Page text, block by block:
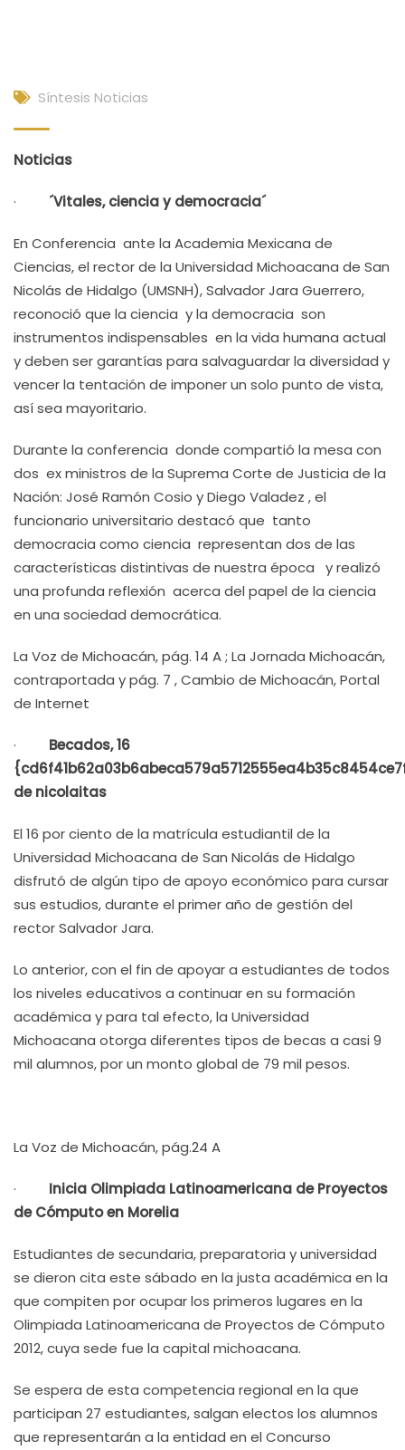
Síntesis Noticias
Noticias
· ´Vitales, ciencia y democracia´
En Conferencia ante la Academia Mexicana de
Ciencias, el rector de la Universidad Michoacana de San
Nicolás de Hidalgo (UMSNH), Salvador Jara Guerrero,
reconoció que la ciencia y la democracia son
instrumentos indispensables en la vida humana actual
y deben ser garantías para salvaguardar la diversidad y
vencer la tentación de imponer un solo punto de vista,
así sea mayoritario.
Durante la conferencia donde compartió la mesa con
dos ex ministros de la Suprema Corte de Justicia de la
Nación: José Ramón Cosio y Diego Valadez , el
funcionario universitario destacó que tanto
democracia como ciencia representan dos de las
características distintivas de nuestra época y realizó
una profunda reflexión acerca del papel de la ciencia
en una sociedad democrática.
La Voz de Michoacán, pág. 14 A ; La Jornada Michoacán,
contraportada y pág. 7 , Cambio de Michoacán, Portal
de Internet
· Becados, 16
de nicolaitas
El 16 por ciento de la matrícula estudiantil de la
Universidad Michoacana de San Nicolás de Hidalgo
disfrutó de algún tipo de apoyo económico para cursar
sus estudios, durante el primer año de gestión del
rector Salvador Jara.
Lo anterior, con el fin de apoyar a estudiantes de todos
los niveles educativos a continuar en su formación
académica y para tal efecto, la Universidad
Michoacana otorga diferentes tipos de becas a casi 9
mil alumnos, por un monto global de 79 mil pesos.
La Voz de Michoacán, pág.24 A
· Inicia Olimpiada Latinoamericana de Proyectos
de Cómputo en Morelia
Estudiantes de secundaria, preparatoria y universidad
se dieron cita este sábado en la justa académica en la
que compiten por ocupar los primeros lugares en la
Olimpiada Latinoamericana de Proyectos de Cómputo
2012, cuya sede fue la capital michoacana.
Se espera de esta competencia regional en la que
participan 27 estudiantes, salgan electos los alumnos
que representarán a la entidad en el Concurso